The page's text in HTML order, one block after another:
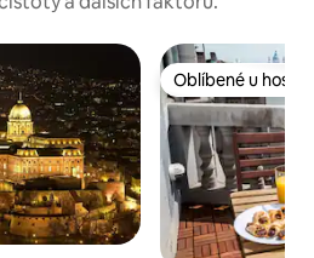
u hostů Oblíbené u hostů
Oblíbené u hostů